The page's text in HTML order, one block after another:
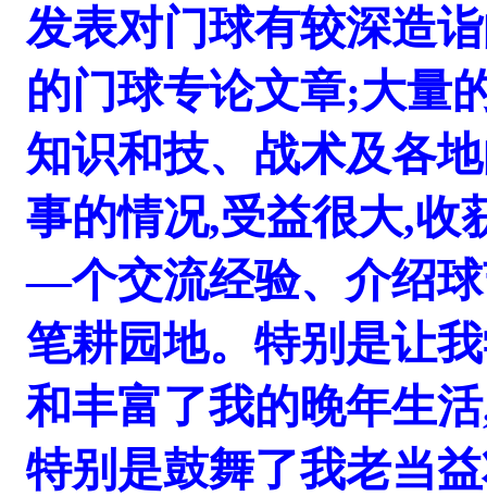
发表对门球有较深造
的门球专论文章;大量
知识和技、战术及各
事的情况,受益很大,
—个交流经验、介绍
笔耕园地。特别是让
和丰富了我的晚年生
特别是鼓舞了我老当